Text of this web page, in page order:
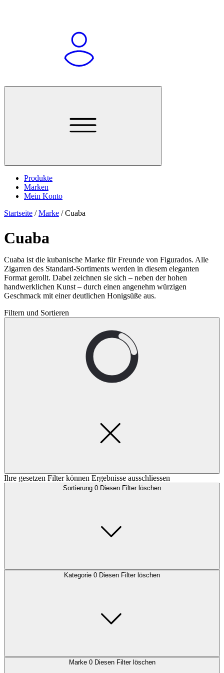
Produkte
Marken
Mein Konto
Startseite /Marke /Cuaba
Cuaba
Cuaba ist die kubanische Marke für Freunde von Figurados. Alle
Zigarren des Standard-Sortiments werden in diesem eleganten
Format gerollt. Dabei zeichnen sie sich – neben der hohen
handwerklichen Kunst – durch einen angenehm würzigen
Geschmack mit einer deutlichen Honigsüße aus.
Filtern und Sortieren
Ihre gesetzen Filter können Ergebnisse ausschliessen
Sortierung 0 Diesen Filter löschen
Kategorie 0 Diesen Filter löschen
Marke 0 Diesen Filter löschen